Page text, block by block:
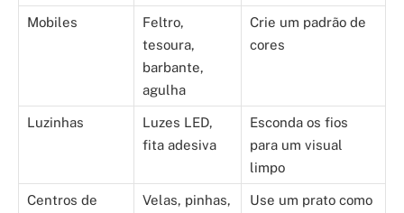
Mobiles
Feltro,
tesoura,
barbante,
agulha
Crie um padrão de
cores
Luzinhas
Luzes LED,
fita adesiva
Esconda os fios
para um visual
limpo
Centros de
Velas, pinhas,
Use um prato como